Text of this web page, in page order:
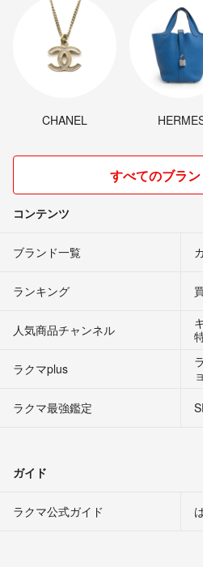
CHANEL
すべてのブラ
コンテンツ
ブランド一覧
ランキング
人気商品チャンネル
ラクマplus
ラクマ最強鑑定
ガイド
ラクマ公式ガイド